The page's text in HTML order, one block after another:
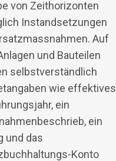
von Zeithorizonten
Instandsetzungen
Auf
und Bauteilen
selbstverständlich
wie effektives
ein
ein
und das
Konto